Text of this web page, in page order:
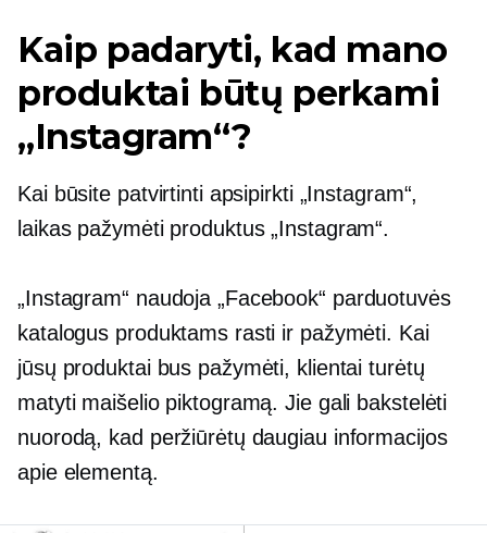
Kaip padaryti, kad mano
produktai būtų perkami
„Instagram“?
Kai būsite patvirtinti apsipirkti „Instagram“,
laikas pažymėti produktus „Instagram“.
„Instagram“ naudoja „Facebook“ parduotuvės
katalogus produktams rasti ir pažymėti. Kai
jūsų produktai bus pažymėti, klientai turėtų
matyti maišelio piktogramą. Jie gali bakstelėti
nuorodą, kad peržiūrėtų daugiau informacijos
apie elementą.